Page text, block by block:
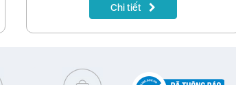
được triển khai dành cho nhiều nhóm đối
chưa biết nên dùng gói cước internet VNPT
Chi tiết